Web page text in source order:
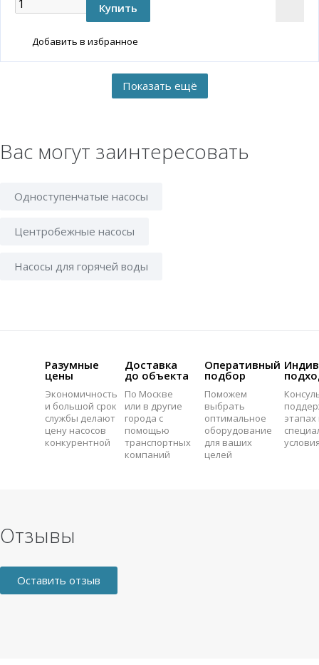
Добавить в избранное
Вас могут заинтересовать
Одноступенчатые насосы
Центробежные насосы
Насосы для горячей воды
Разумные
цены
Экономичность
и большой срок
службы делают
цену насосов
конкурентной
Доставка
до объекта
По Москве
или в другие
города с
помощью
транспортных
компаний
Оперативный
подбор
Поможем
выбрать
оптимальное
оборудование
для ваших
целей
этапах
Отзывы
Оставить отзыв